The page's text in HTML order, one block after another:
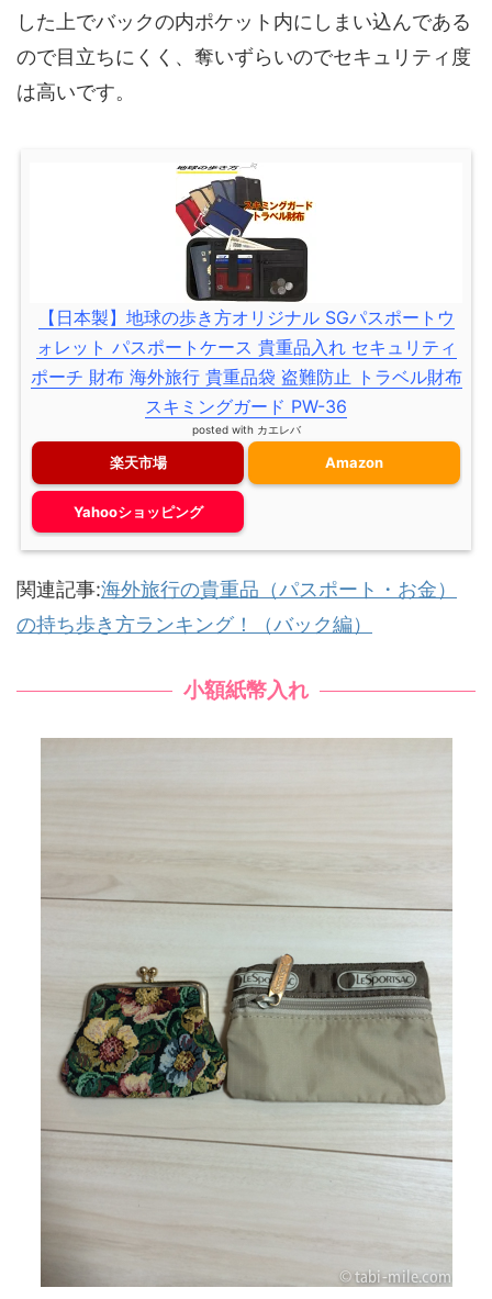
した上でバックの内ポケット内にしまい込んである
ので目立ちにくく、奪いずらいのでセキュリティ度
は高いです。
【日本製】地球の歩き方オリジナル SGパスポートウ
ォレット パスポートケース 貴重品入れ セキュリティ
ポーチ 財布 海外旅行 貴重品袋 盗難防止 トラベル財布
スキミングガード PW-36
posted with カエレバ
楽天市場 Amazon
Yahooショッピング
関連記事:海外旅行の貴重品（パスポート・お金）
の持ち歩き方ランキング！（バック編）
小額紙幣入れ